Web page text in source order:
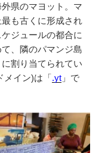
県のマヨット。マ
も古くに形成され
ジュールの都合に
、隣のパマンジ島
割り当てられてい
メイン)は「.yt 」で